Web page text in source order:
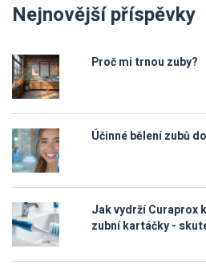
Nejnovější příspěvky
Proč mi trnou zuby?
Účinné bělení zubů
Jak vydrží Curaprox
zubní kartáčky -